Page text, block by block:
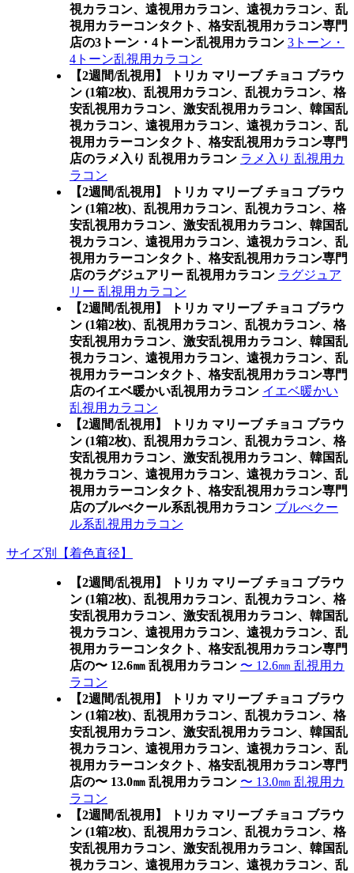
視カラコン、遠視用カラコン、遠視カラコン、乱
視用カラーコンタクト、格安乱視用カラコン専門
店の3トーン・4トーン乱視用カラコン 3トーン・
4トーン乱視用カラコン
【2週間/乱視用】 トリカ マリーブ チョコ ブラウ
ン (1箱2枚)、乱視用カラコン、乱視カラコン、格
安乱視用カラコン、激安乱視用カラコン、韓国乱
視カラコン、遠視用カラコン、遠視カラコン、乱
視用カラーコンタクト、格安乱視用カラコン専門
店のラメ入り 乱視用カラコン ラメ入り 乱視用カ
ラコン
【2週間/乱視用】 トリカ マリーブ チョコ ブラウ
ン (1箱2枚)、乱視用カラコン、乱視カラコン、格
安乱視用カラコン、激安乱視用カラコン、韓国乱
視カラコン、遠視用カラコン、遠視カラコン、乱
視用カラーコンタクト、格安乱視用カラコン専門
店のラグジュアリー 乱視用カラコン ラグジュア
リー 乱視用カラコン
【2週間/乱視用】 トリカ マリーブ チョコ ブラウ
ン (1箱2枚)、乱視用カラコン、乱視カラコン、格
安乱視用カラコン、激安乱視用カラコン、韓国乱
視カラコン、遠視用カラコン、遠視カラコン、乱
視用カラーコンタクト、格安乱視用カラコン専門
店のイエベ暖かい乱視用カラコン イエベ暖かい
乱視用カラコン
【2週間/乱視用】 トリカ マリーブ チョコ ブラウ
ン (1箱2枚)、乱視用カラコン、乱視カラコン、格
安乱視用カラコン、激安乱視用カラコン、韓国乱
視カラコン、遠視用カラコン、遠視カラコン、乱
視用カラーコンタクト、格安乱視用カラコン専門
店のブルべクール系乱視用カラコン ブルべクー
ル系乱視用カラコン
サイズ別【着色直径】
【2週間/乱視用】 トリカ マリーブ チョコ ブラウ
ン (1箱2枚)、乱視用カラコン、乱視カラコン、格
安乱視用カラコン、激安乱視用カラコン、韓国乱
視カラコン、遠視用カラコン、遠視カラコン、乱
視用カラーコンタクト、格安乱視用カラコン専門
店の〜 12.6㎜ 乱視用カラコン 〜 12.6㎜ 乱視用カ
ラコン
【2週間/乱視用】 トリカ マリーブ チョコ ブラウ
ン (1箱2枚)、乱視用カラコン、乱視カラコン、格
安乱視用カラコン、激安乱視用カラコン、韓国乱
視カラコン、遠視用カラコン、遠視カラコン、乱
視用カラーコンタクト、格安乱視用カラコン専門
店の〜 13.0㎜ 乱視用カラコン 〜 13.0㎜ 乱視用カ
ラコン
【2週間/乱視用】 トリカ マリーブ チョコ ブラウ
ン (1箱2枚)、乱視用カラコン、乱視カラコン、格
安乱視用カラコン、激安乱視用カラコン、韓国乱
視カラコン、遠視用カラコン、遠視カラコン、乱